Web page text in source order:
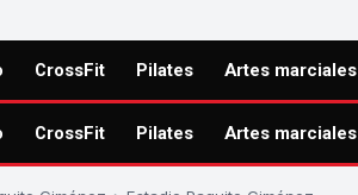
CrossFit Pilates Artes marciales
CrossFit Pilates Artes marciales